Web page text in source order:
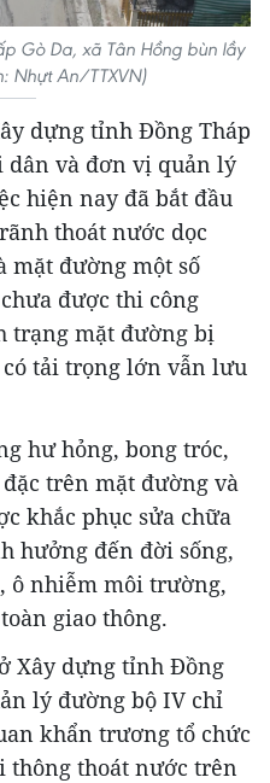
Gò Da, xã Tân Hồng bùn lầy
Nhựt An/TTXVN)
dựng tỉnh Đồng Tháp
dân và đơn vị quản lý
hiện nay đã bắt đầu
thoát nước dọc
mặt đường một số
được thi công
trạng mặt đường bị
có tải trọng lớn vẫn lưu
hư hỏng, bong tróc,
đặc trên mặt đường và
khắc phục sửa chữa
hưởng đến đời sống,
ô nhiễm môi trường,
giao thông.
Xây dựng tỉnh Đồng
lý đường bộ IV chỉ
khẩn trương tổ chức
thông thoát nước trên